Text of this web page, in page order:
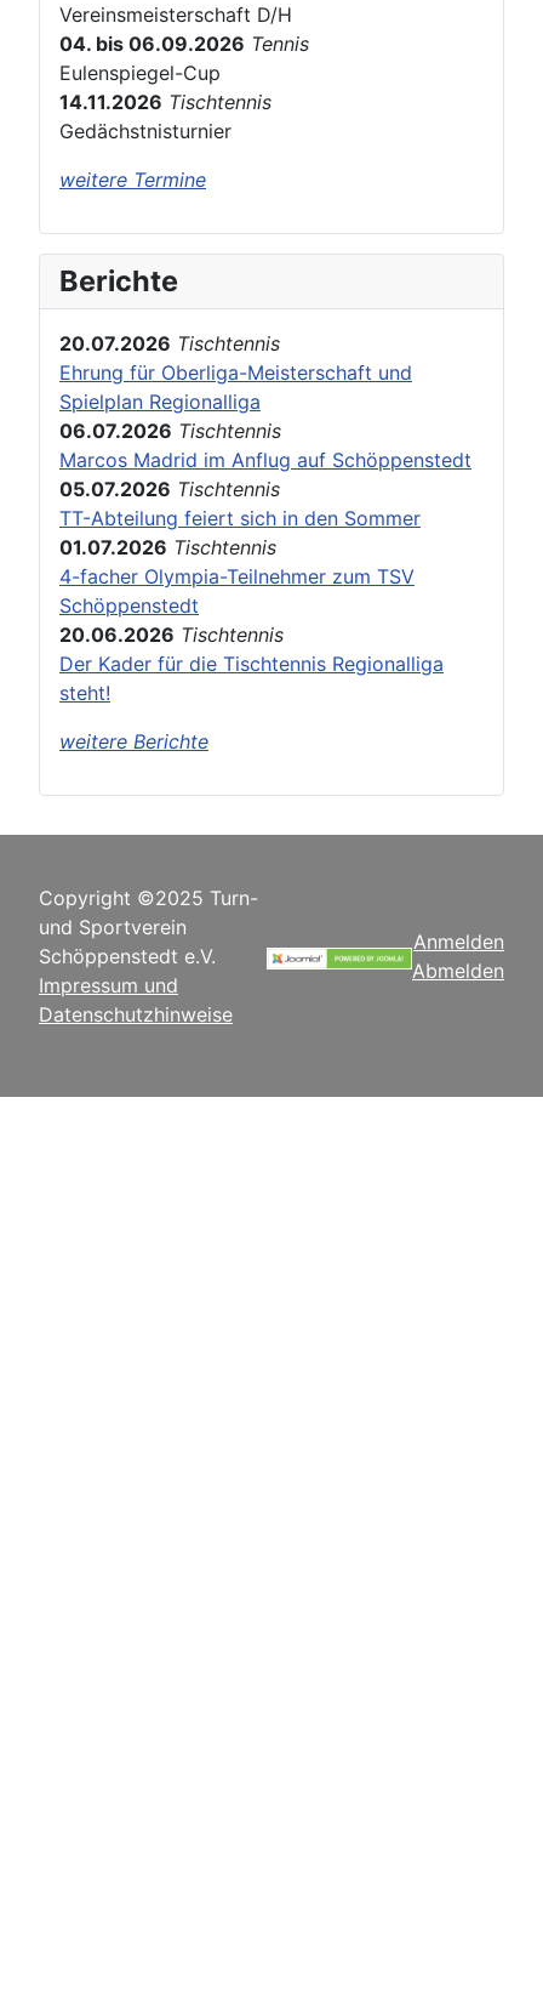
Vereinsmeisterschaft D/H
04. bis 06.09.2026 Tennis
Eulenspiegel-Cup
14.11.2026 Tischtennis
Gedächstnisturnier
weitere Termine
Berichte
20.07.2026 Tischtennis
Ehrung für Oberliga-Meisterschaft und
Spielplan Regionalliga
06.07.2026 Tischtennis
Marcos Madrid im Anflug auf Schöppenstedt
05.07.2026 Tischtennis
TT-Abteilung feiert sich in den Sommer
01.07.2026 Tischtennis
4-facher Olympia-Teilnehmer zum TSV
Schöppenstedt
20.06.2026 Tischtennis
Der Kader für die Tischtennis Regionalliga
steht!
weitere Berichte
Copyright ©2025 Turn-
und Sportverein
Schöppenstedt e.V.
Impressum und
Datenschutzhinweise
Anmelden
Abmelden